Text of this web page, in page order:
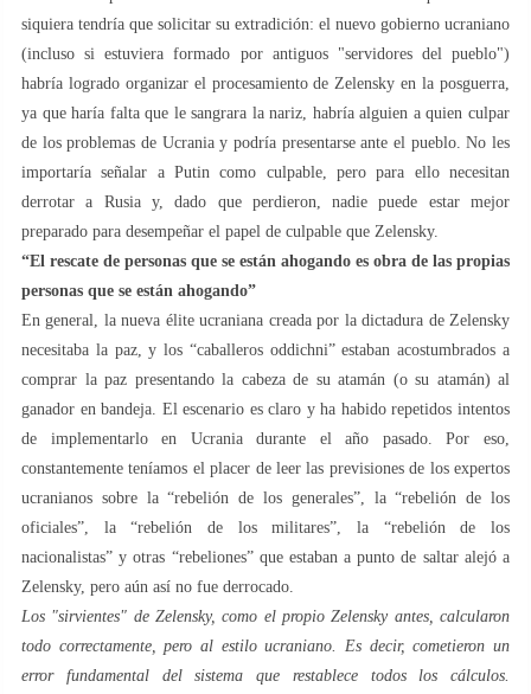
siquiera tendría que solicitar su extradición: el nuevo gobierno ucraniano
(incluso si estuviera formado por antiguos "servidores del pueblo")
habría logrado organizar el procesamiento de Zelensky en la posguerra,
ya que haría falta que le sangrara la nariz, habría alguien a quien culpar
de los problemas de Ucrania y podría presentarse ante el pueblo. No les
importaría señalar a Putin como culpable, pero para ello necesitan
derrotar a Rusia y, dado que perdieron, nadie puede estar mejor
preparado para desempeñar el papel de culpable que Zelensky.
“El rescate de personas que se están ahogando es obra de las propias
personas que se están ahogando”
En general, la nueva élite ucraniana creada por la dictadura de Zelensky
necesitaba la paz, y los “caballeros oddichni” estaban acostumbrados a
comprar la paz presentando la cabeza de su atamán (o su atamán) al
ganador en bandeja. El escenario es claro y ha habido repetidos intentos
de implementarlo en Ucrania durante el año pasado. Por eso,
constantemente teníamos el placer de leer las previsiones de los expertos
ucranianos sobre la “rebelión de los generales”, la “rebelión de los
oficiales”, la “rebelión de los militares”, la “rebelión de los
nacionalistas” y otras “rebeliones” que estaban a punto de saltar alejó a
Zelensky, pero aún así no fue derrocado.
Los "sirvientes" de Zelensky, como el propio Zelensky antes, calcularon
todo correctamente, pero al estilo ucraniano. Es decir, cometieron un
error fundamental del sistema que restablece todos los cálculos.